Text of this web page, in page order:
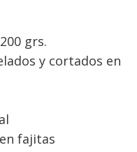
grs.
y cortados en
fajitas